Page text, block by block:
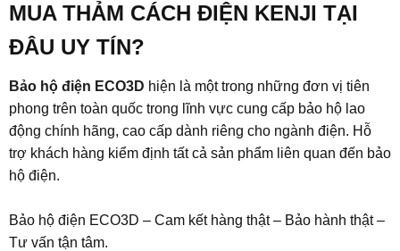
MUA THẢM CÁCH ĐIỆN KENJI TẠI
ĐÂU UY TÍN?
Bảo hộ điện ECO3D hiện là một trong những đơn vị tiên
phong trên toàn quốc trong lĩnh vực cung cấp bảo hộ lao
động chính hãng, cao cấp dành riêng cho ngành điện. Hỗ
trợ khách hàng kiểm định tất cả sản phẩm liên quan đến bảo
hộ điện.
Bảo hộ điện ECO3D – Cam kết hàng thật – Bảo hành thật –
Tư vấn tận tâm.